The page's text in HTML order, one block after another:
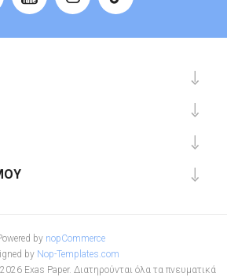
by nopCommerce
by Nop-Templates.com
Exas Paper. Διατηρούνται όλα τα πνευματικά